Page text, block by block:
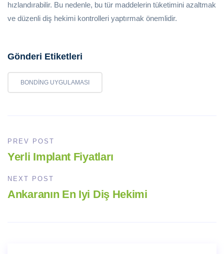
hızlandırabilir. Bu nedenle, bu tür maddelerin tüketimini azaltmak
ve düzenli diş hekimi kontrolleri yaptırmak önemlidir.
Gönderi Etiketleri
BONDING UYGULAMASI
PREV POST
Yerli Implant Fiyatları
NEXT POST
Ankaranın En Iyi Diş Hekimi